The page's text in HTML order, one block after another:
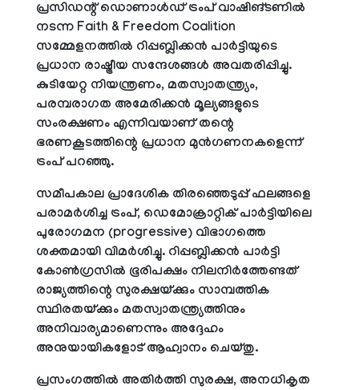
പ്രസിഡന്റ് ഡൊണാള്‍ഡ് ട്രംപ് വാഷിങ്ടണില്‍
നടന്ന Faith & Freedom Coalition
സമ്മേളനത്തില്‍ റിപ്പബ്ലിക്കന്‍ പാര്‍ട്ടിയുടെ
പ്രധാന രാഷ്ട്രീയ സന്ദേശങ്ങള്‍ അവതരിപ്പിച്ചു.
കുടിയേറ്റ നിയന്ത്രണം, മതസ്വാതന്ത്ര്യം,
പരമ്പരാഗത അമേരിക്കന്‍ മൂല്യങ്ങളുടെ
സംരക്ഷണം എന്നിവയാണ് തന്റെ
ഭരണകൂടത്തിന്റെ പ്രധാന മുന്‍ഗണനകളെന്ന്
ട്രംപ് പറഞ്ഞു.
സമീപകാല പ്രാദേശിക തിരഞ്ഞെടുപ്പ് ഫലങ്ങളെ
പരാമര്‍ശിച്ച ട്രംപ്, ഡെമോക്രാറ്റിക് പാര്‍ട്ടിയിലെ
പുരോഗമന (progressive) വിഭാഗത്തെ
ശക്തമായി വിമര്‍ശിച്ചു. റിപ്പബ്ലിക്കന്‍ പാര്‍ട്ടി
കോണ്‍ഗ്രസില്‍ ഭൂരിപക്ഷം നിലനിര്‍ത്തേണ്ടത്
രാജ്യത്തിന്റെ സുരക്ഷയ്ക്കും സാമ്പത്തിക
സ്ഥിരതയ്ക്കും മതസ്വാതന്ത്ര്യത്തിനും
അനിവാര്യമാണെന്നും അദ്ദേഹം
അനുയായികളോട് ആഹ്വാനം ചെയ്തു.
പ്രസംഗത്തില്‍ അതിര്‍ത്തി സുരക്ഷ, അനധികൃത